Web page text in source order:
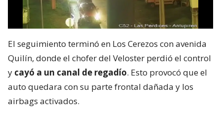
El seguimiento terminó en Los Cerezos con avenida
Quilín, donde el chofer del Veloster perdió el control
y cayó a un canal de regadío. Esto provocó que el
auto quedara con su parte frontal dañada y los
airbags activados.